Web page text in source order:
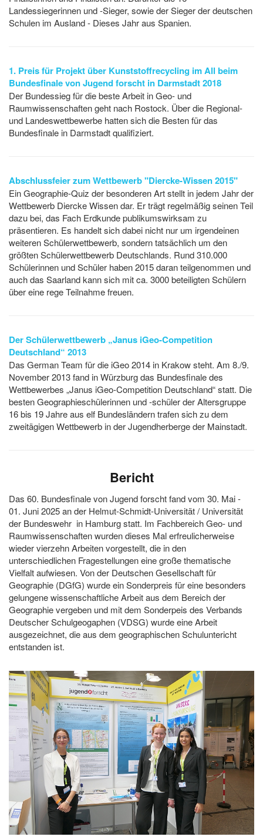
Landessiegerinnen und -Sieger, sowie der Sieger der deutschen
Schulen im Ausland - Dieses Jahr aus Spanien.
1. Preis für Projekt über Kunststoffrecycling im All beim
Bundesfinale von Jugend forscht in Darmstadt 2018
Der Bundessieg für die beste Arbeit in Geo- und
Raumwissenschaften geht nach Rostock. Über die Regional-
und Landeswettbewerbe hatten sich die Besten für das
Bundesfinale in Darmstadt qualifiziert.
Abschlussfeier zum Wettbewerb "Diercke-Wissen 2015"
Ein Geographie-Quiz der besonderen Art stellt in jedem Jahr der
Wettbewerb Diercke Wissen dar. Er trägt regelmäßig seinen Teil
dazu bei, das Fach Erdkunde publikumswirksam zu
präsentieren. Es handelt sich dabei nicht nur um irgendeinen
weiteren Schülerwettbewerb, sondern tatsächlich um den
größten Schülerwettbewerb Deutschlands. Rund 310.000
Schülerinnen und Schüler haben 2015 daran teilgenommen und
auch das Saarland kann sich mit ca. 3000 beteiligten Schülern
über eine rege Teilnahme freuen.
Der Schülerwettbewerb „Janus iGeo-Competition
Deutschland“ 2013
Das German Team für die iGeo 2014 in Krakow steht. Am 8./9.
November 2013 fand in Würzburg das Bundesfinale des
Wettbewerbes „Janus iGeo-Competition Deutschland“ statt. Die
besten Geographieschülerinnen und -schüler der Altersgruppe
16 bis 19 Jahre aus elf Bundesländern trafen sich zu dem
zweitägigen Wettbewerb in der Jugendherberge der Mainstadt.
Bericht
Das 60. Bundesfinale von Jugend forscht fand vom 30. Mai -
01. Juni 2025 an der Helmut-Schmidt-Universität / Universität
der Bundeswehr in Hamburg statt. Im Fachbereich Geo- und
Raumwissenschaften wurden dieses Mal erfreulicherweise
wieder vierzehn Arbeiten vorgestellt, die in den
unterschiedlichen Fragestellungen eine große thematische
Vielfalt aufwiesen. Von der Deutschen Gesellschaft für
Geographie (DGfG) wurde ein Sonderpreis für eine besonders
gelungene wissenschaftliche Arbeit aus dem Bereich der
Geographie vergeben und mit dem Sonderpeis des Verbands
Deutscher Schulgeogaphen (VDSG) wurde eine Arbeit
ausgezeichnet, die aus dem geographischen Schuluntericht
entstanden ist.